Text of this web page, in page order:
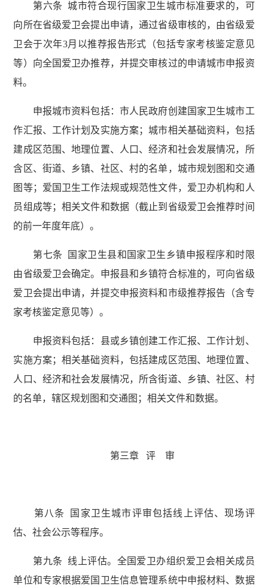
第六条 城市符合现行国家卫生城市标准要求的，可
向所在省级爱卫会提出申请，通过省级审核的，由省级爱
卫会于次年3月以推荐报告形式（包括专家考核鉴定意见
等）向全国爱卫办推荐，并提交审核过的申请城市申报资
料。
申报城市资料包括：市人民政府创建国家卫生城市工
作汇报、工作计划及实施方案；城市相关基础资料，包括
建成区范围、地理位置、人口、经济和社会发展情况，所
含区、街道、乡镇、社区、村的名单，城市规划图和交通
图等；爱国卫生工作法规或规范性文件，爱卫办机构和人
员组成等；相关文件和数据（截止到省级爱卫会推荐时间
的前一年度年底）。
第七条 国家卫生县和国家卫生乡镇申报程序和时限
由省级爱卫会确定。申报县和乡镇符合标准的，可向省级
爱卫会提出申请，并提交申报资料和市级推荐报告（含专
家考核鉴定意见等）。
申报资料包括：县或乡镇创建工作汇报、工作计划、
实施方案；相关基础资料，包括建成区范围、地理位置、
人口、经济和社会发展情况，所含街道、乡镇、社区、村
的名单，辖区规划图和交通图；相关文件和数据。
第三章 评 审
第八条 国家卫生城市评审包括线上评估、现场评
估、社会公示等程序。
第九条 线上评估。全国爱卫办组织爱卫会相关成员
单位和专家根据爱国卫生信息管理系统中申报材料、数据